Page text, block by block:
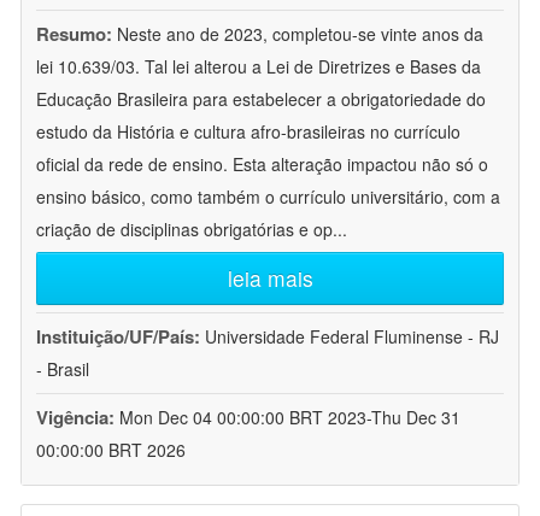
Resumo: Neste ano de 2023, completou-se vinte anos da
lei 10.639/03. Tal lei alterou a Lei de Diretrizes e Bases da
Educação Brasileira para estabelecer a obrigatoriedade do
estudo da História e cultura afro-brasileiras no currículo
oficial da rede de ensino. Esta alteração impactou não só o
ensino básico, como também o currículo universitário, com a
criação de disciplinas obrigatórias e op...
leia mais
Instituição/UF/País: Universidade Federal Fluminense - RJ
- Brasil
Vigência: Mon Dec 04 00:00:00 BRT 2023-Thu Dec 31
00:00:00 BRT 2026